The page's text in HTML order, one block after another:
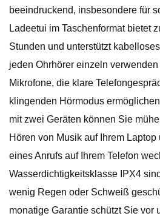
beeindruckend, insbesondere für
Ladeetui im ​​Taschenformat bietet
Stunden und unterstützt
jeden Ohrhörer einzeln
Mikrofone, die klare
klingenden Hörmodus
mit zwei Geräten können Sie
Hören von Musik auf Ihrem
eines Anrufs auf Ihrem Telefon
Wasserdichtigkeitsklasse IPX4
wenig Regen oder Schweiß
monatige Garantie schützt Sie vor